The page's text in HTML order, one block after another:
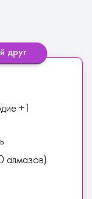
друг
+1
алмазов)